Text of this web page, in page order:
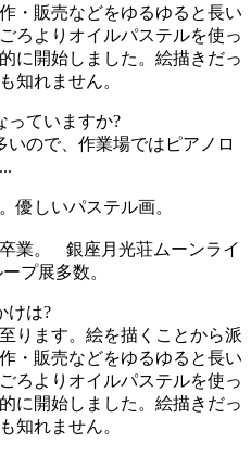
・販売などをゆるゆると長い
ろよりオイルパステルを使っ
に開始しました。絵描きだっ
知れません。
っていますか?
ので、作業場ではピアノロ
優しいパステル画。
業。 銀座月光荘ムーンライ
プ展多数。
けは?
ります。絵を描くことから派
・販売などをゆるゆると長い
ろよりオイルパステルを使っ
に開始しました。絵描きだっ
知れません。